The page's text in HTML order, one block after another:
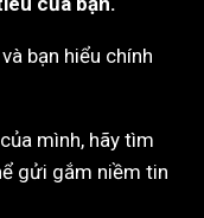
bạn hiểu chính
mình, hãy tìm
gửi gắm niềm tin